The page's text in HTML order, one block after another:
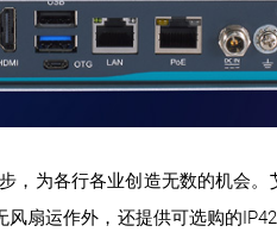
，为各行各业创造无数的机会
风扇运作外，还提供可选购的